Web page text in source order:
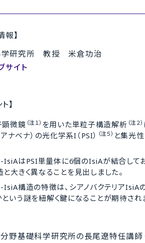
報】
学研究所 教授 米倉功治
サイト
】
顕微鏡 （注１） を用いた単粒子構造解析 （注２）
ナベナ）の光化学系I（PSI） （注５） と集光
IsiAはPSI単量体に6個のIsiAが結合して
大きく異なることを見出しました。
IsiA構造の特徴は、シアノバクテリアIsiA
いう謎を紐解く鍵になることが期待され
野基礎科学研究所の長尾遼特任講師